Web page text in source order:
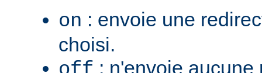
on : envoie une
choisi.
: n'envoie